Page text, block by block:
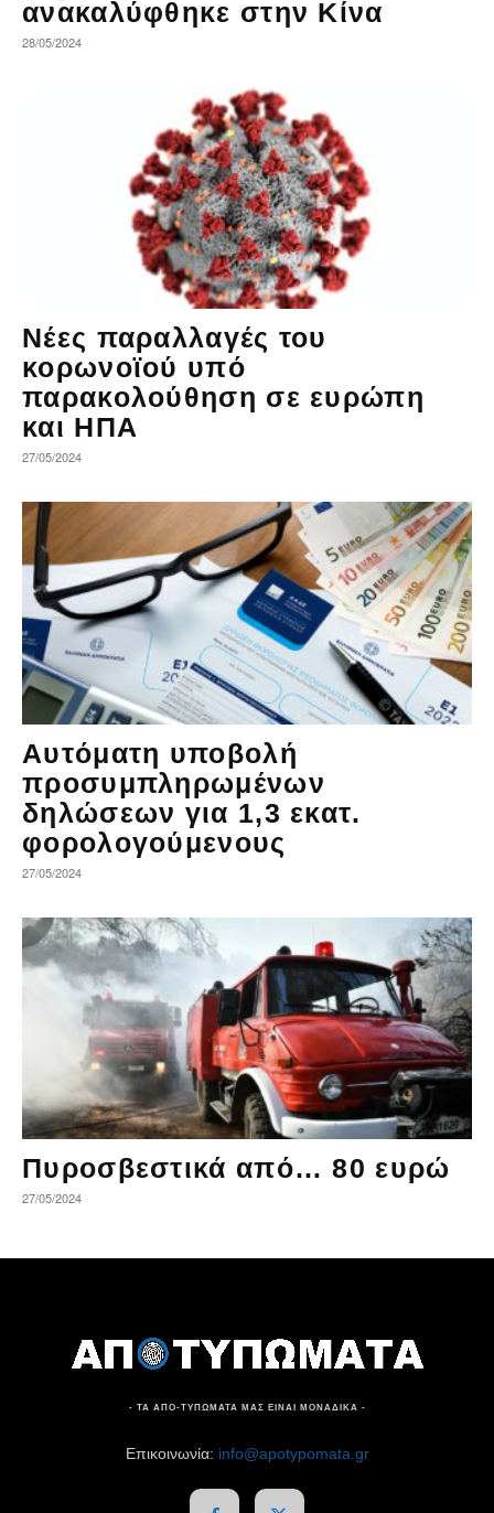
ανακαλύφθηκε στην Κίνα
28/05/2024
Νέες παραλλαγές του
κορωνοϊού υπό
παρακολούθηση σε ευρώπη
και ΗΠΑ
27/05/2024
Αυτόματη υποβολή
προσυμπληρωμένων
δηλώσεων για 1,3 εκατ.
φορολογούμενους
27/05/2024
Πυροσβεστικά από… 80 ευρώ
27/05/2024
- ΤΑ ΑΠΟ-ΤΥΠΩΜΑΤΑ ΜΑΣ ΕΙΝΑΙ ΜΟΝΑΔΙΚΑ -
Επικοινωνία: info@apotypomata.gr